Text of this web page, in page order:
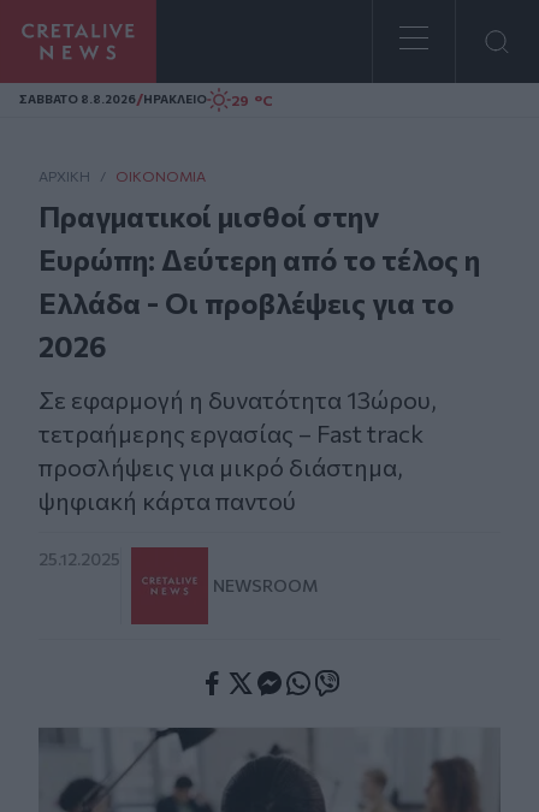
Homepage
ΣAΒΒΑΤΟ 8.8.2026/ΗΡΑΚΛΕΙΟ 29 °C
ΑΡΧΙΚΗ / ΟΙΚΟΝΟΜΊΑ
Πραγματικοί μισθοί στην
Ευρώπη: Δεύτερη από το τέλος η
Ελλάδα - Οι προβλέψεις για το
2026
Σε εφαρμογή η δυνατότητα 13ώρου,
τετραήμερης εργασίας – Fast track
προσλήψεις για μικρό διάστημα,
ψηφιακή κάρτα παντού
25.12.2025
NEWSROOM